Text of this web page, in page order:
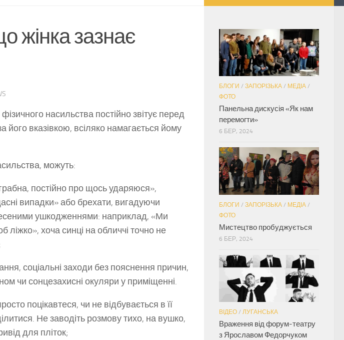
жінка зазнає
насильства постійно звітує перед
вказівкою, всіляко намагається йому
можуть:
постійно про щось ударяюся»,
випадки» або брехати, вигадуючи
ушкодженнями: наприклад, «Ми
ліжко», хоча синці на обличчі точно не
соціальні заходи без пояснення причин,
чи сонцезахисні окуляри у приміщенні.
поцікавтеся, чи не відбувається в її
Не заводіть розмову тихо, на вушко,
для пліток;
БЛОГИ / ЗАПОРІЗЬКА / МЕДІА /
ФОТО
Панельна дискусія «Як нам
перемогти»
6 БЕР, 2024
БЛОГИ / ЗАПОРІЗЬКА / МЕДІА /
ФОТО
Мистецтво пробуджується
6 БЕР, 2024
ВІДЕО / ЛУГАНСЬКА
Враження від форум-театру
з Ярославом Федорчуком